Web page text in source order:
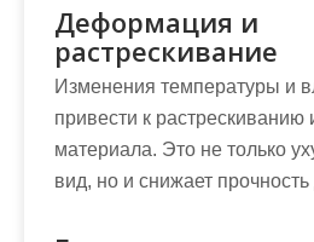
Деформация и
растрескивание
Изменения температуры и
привести к
материала. Это не только
вид, но и снижает прочность